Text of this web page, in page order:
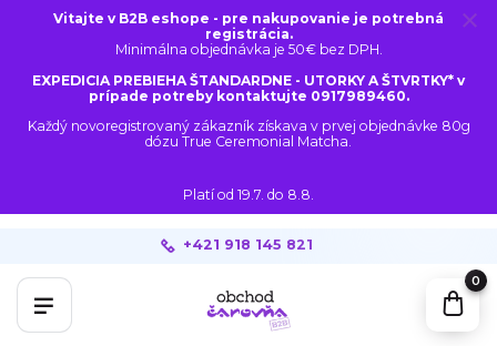
Vitajte v B2B eshope - pre nakupovanie je potrebná
registrácia.
Minimálna objednávka je 50€ bez DPH.
EXPEDICIA PREBIEHA ŠTANDARDNE - UTORKY A ŠTVRTKY* v
prípade potreby kontaktujte 0917989460.
Každý novoregistrovaný zákazník získava v prvej objednávke 80g
dózu True Ceremonial Matcha.
Platí od 19.7. do 8.8.
+421 918 145 821
0